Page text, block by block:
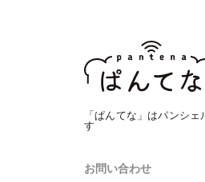
「ぱんてな」はパンシ
す
お問い合わせ